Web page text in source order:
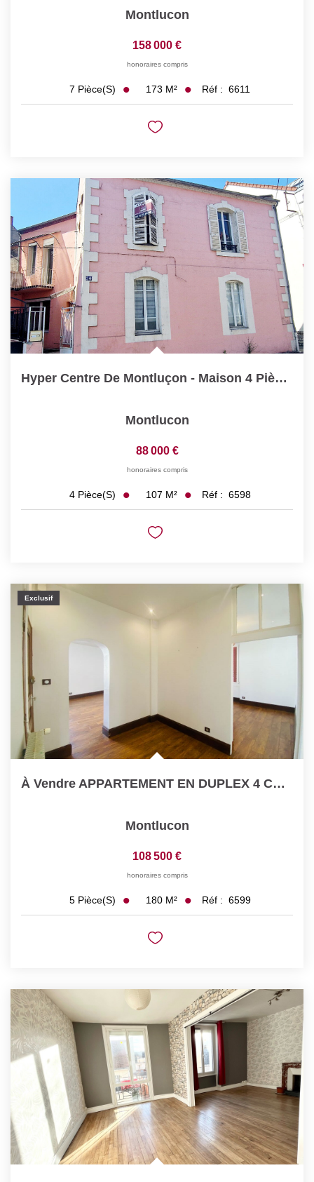
Montlucon
158 000 €
honoraires compris
7 Pièce(s) 173 M² Réf : 6611
Hyper Centre De Montluçon - Maison 4 Pièce(s) 107 M2 Avec...
Montlucon
88 000 €
honoraires compris
4 Pièce(s) 107 M² Réf : 6598
Exclusif
À Vendre APPARTEMENT EN DUPLEX 4 CHAMBRES ET JARDIN CENTRE...
Montlucon
108 500 €
honoraires compris
5 Pièce(s) 180 M² Réf : 6599